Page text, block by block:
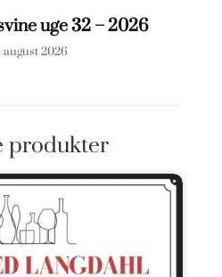
uge 32 – 2026
august 2026
produkter